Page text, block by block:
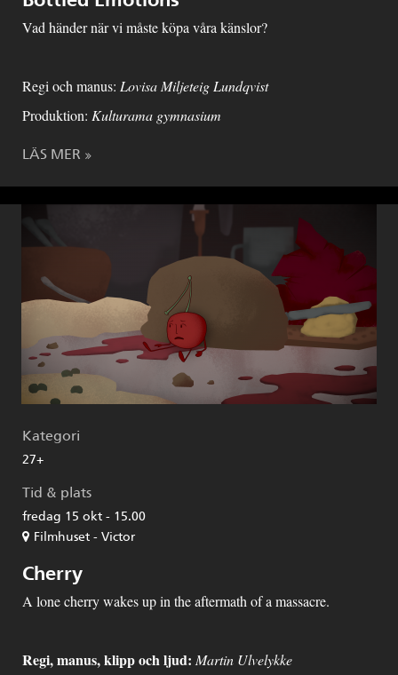
Vad händer när vi måste köpa våra känslor?
Regi och manus: Lovisa Miljeteig Lundqvist
Produktion: Kulturama gymnasium
LÄS MER
Kategori
27+
Tid & plats
fredag 15 okt - 15.00
Filmhuset - Victor
Cherry
A lone cherry wakes up in the aftermath of a massacre.
Regi, manus, klipp och ljud: Martin Ulvelykke